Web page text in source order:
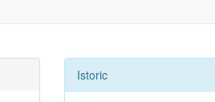
Istoric